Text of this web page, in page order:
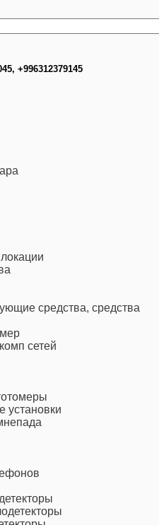
+996312379145
средства, средства
сетей
установки